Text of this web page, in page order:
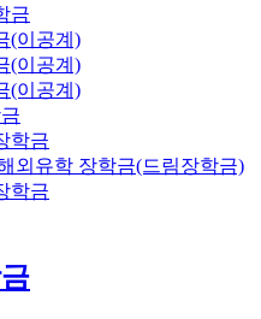
금
(이공계)
(이공계)
(이공계)
학금
외유학 장학금(드림장학금)
학금